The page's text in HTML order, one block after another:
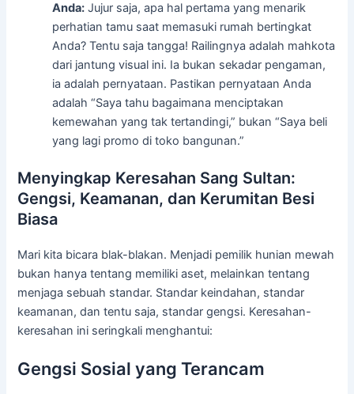
Anda: Jujur saja, apa hal pertama yang menarik
perhatian tamu saat memasuki rumah bertingkat
Anda? Tentu saja tangga! Railingnya adalah mahkota
dari jantung visual ini. Ia bukan sekadar pengaman,
ia adalah pernyataan. Pastikan pernyataan Anda
adalah “Saya tahu bagaimana menciptakan
kemewahan yang tak tertandingi,” bukan “Saya beli
yang lagi promo di toko bangunan.”
Menyingkap Keresahan Sang Sultan:
Gengsi, Keamanan, dan Kerumitan Besi
Biasa
Mari kita bicara blak-blakan. Menjadi pemilik hunian mewah
bukan hanya tentang memiliki aset, melainkan tentang
menjaga sebuah standar. Standar keindahan, standar
keamanan, dan tentu saja, standar gengsi. Keresahan-
keresahan ini seringkali menghantui:
Gengsi Sosial yang Terancam